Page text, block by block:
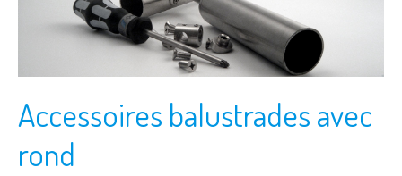
Accessoires balustrades avec
rond